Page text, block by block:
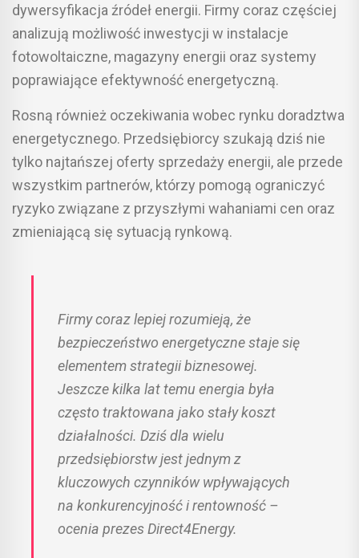
dywersyfikacja źródeł energii. Firmy coraz częściej
analizują możliwość inwestycji w instalacje
fotowoltaiczne, magazyny energii oraz systemy
poprawiające efektywność energetyczną.
Rosną również oczekiwania wobec rynku doradztwa
energetycznego. Przedsiębiorcy szukają dziś nie
tylko najtańszej oferty sprzedaży energii, ale przede
wszystkim partnerów, którzy pomogą ograniczyć
ryzyko związane z przyszłymi wahaniami cen oraz
zmieniającą się sytuacją rynkową.
Firmy coraz lepiej rozumieją, że
bezpieczeństwo energetyczne staje się
elementem strategii biznesowej.
Jeszcze kilka lat temu energia była
często traktowana jako stały koszt
działalności. Dziś dla wielu
przedsiębiorstw jest jednym z
kluczowych czynników wpływających
na konkurencyjność i rentowność –
ocenia prezes Direct4Energy.